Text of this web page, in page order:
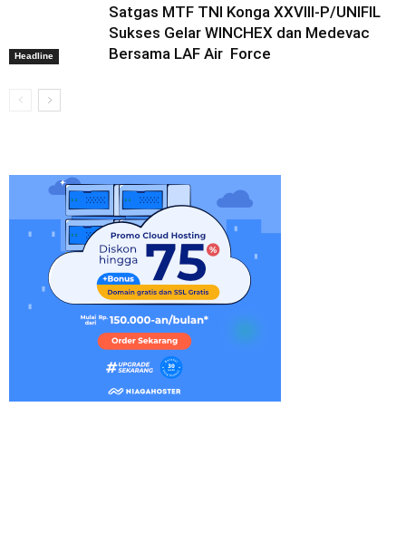
Headline
Satgas MTF TNI Konga XXVIII-P/UNIFIL
Sukses Gelar WINCHEX dan Medevac
Bersama LAF Air Force